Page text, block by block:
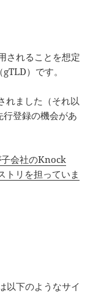
されることを想定
）です。
れました（それ以
登録の機会があ
会社のKnock
リを担っていま
以下のようなサイ